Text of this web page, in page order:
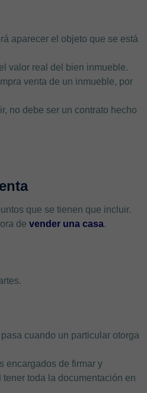
aparecer el objeto que se está
valor real del bien inmueble.
venta de un inmueble, por
no debe ser un contrato hecho
que se tienen que incluir.
devender una casa.
cuando un particular otorga
encargados de firmar y
tener toda la documentación en